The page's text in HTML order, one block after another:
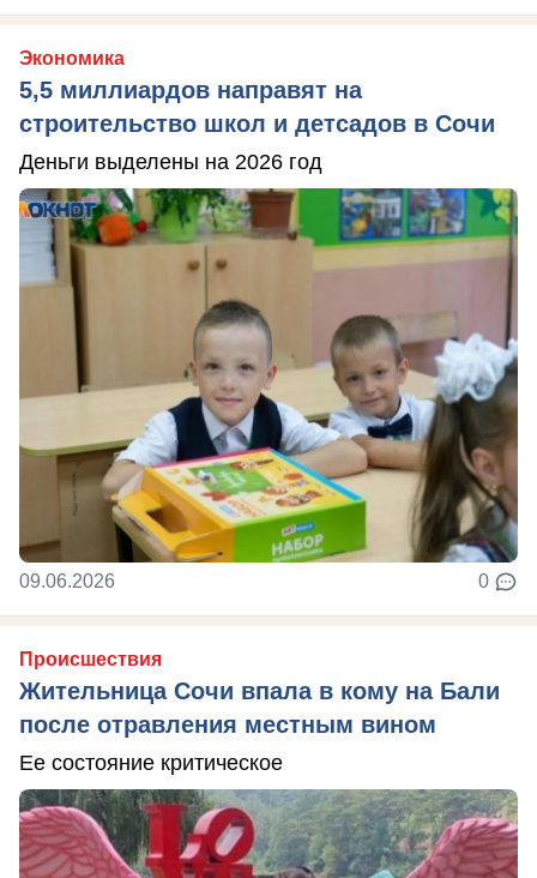
Экономика
5,5 миллиардов направят на
строительство школ и детсадов в Сочи
Деньги выделены на 2026 год
09.06.2026 0
Происшествия
Жительница Сочи впала в кому на Бали
после отравления местным вином
Ее состояние критическое